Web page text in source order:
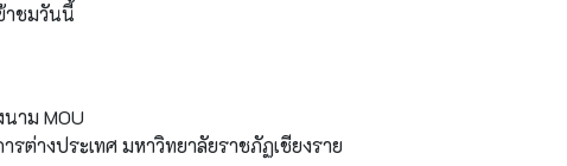
าชมวันนี้
าม MOU
ต่างประเทศ มหาวิทยาลัยราชภัฏเชียงราย